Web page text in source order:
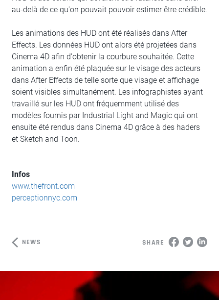
au-delà de ce qu'on pouvait pouvoir estimer être crédible.
Les animations des HUD ont été réalisés dans After
Effects. Les données HUD ont alors été projetées dans
Cinema 4D afin d'obtenir la courbure souhaitée. Cette
animation a enfin été plaquée sur le visage des acteurs
dans After Effects de telle sorte que visage et affichage
soient visibles simultanément. Les infographistes ayant
travaillé sur les HUD ont fréquemment utilisé des
modèles fournis par Industrial Light and Magic qui ont
ensuite été rendus dans Cinema 4D grâce à des haders
et Sketch and Toon.
Infos
www.thefront.com
perceptionnyc.com
NEWS SHARE